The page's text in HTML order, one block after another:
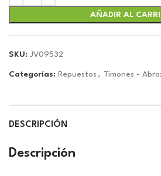
AÑADIR AL
SKU: JV09532
Categorías: Repuestos , Timones -
DESCRIPCIÓN
Descripción